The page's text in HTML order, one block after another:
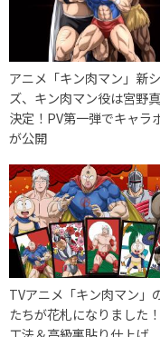
アニメ「キン肉マン」新
ズ、キン肉マン役は宮野
決定！PV第一弾でキャラ
が公開
TVアニメ「キン肉マン」
たちが花札になりました